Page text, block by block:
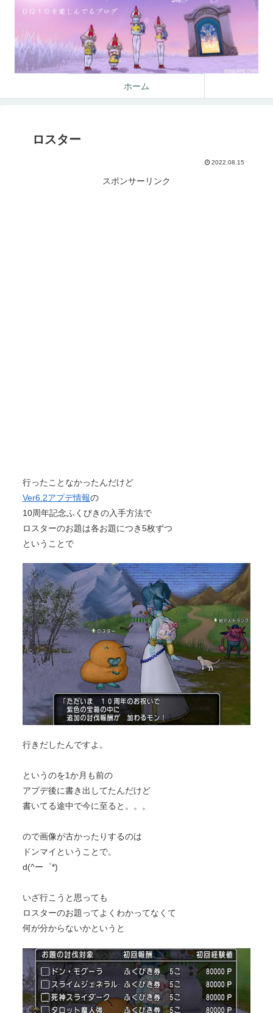
ホーム
ロスター
2022.08.15
スポンサーリンク
行ったことなかったんだけど
Ver6.2アプデ情報の
10周年記念ふくびきの入手方法で
ロスターのお題は各お題につき5枚ずつ
ということで
行きだしたんですよ。
というのを1か月も前の
アプデ後に書き出してたんだけど
書いてる途中で今に至ると。。。
ので画像が古かったりするのは
ドンマイということで。
d(^ー゜*)
いざ行こうと思っても
ロスターのお題ってよくわかってなくて
何が分からないかというと